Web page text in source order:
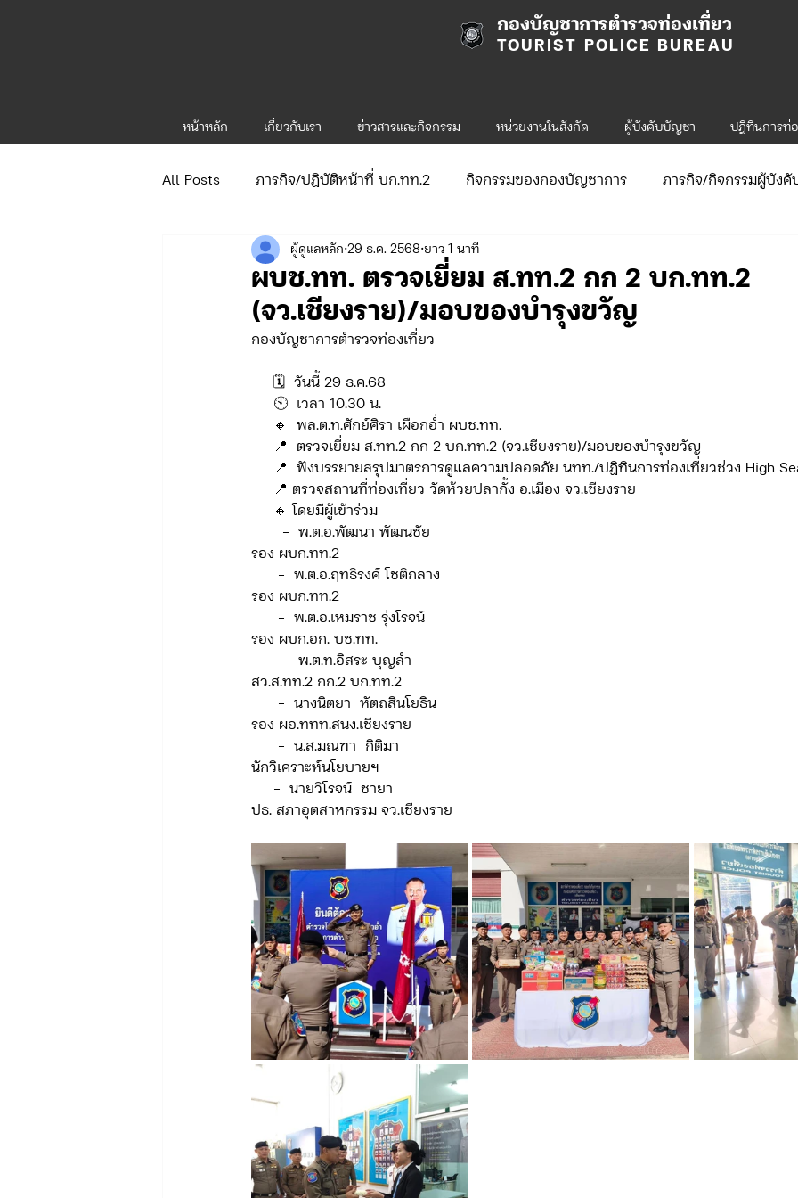
กองบัญชาการตำรวจท่องเที่ยว
TOURIST POLICE BUREAU
หน้าหลัก เกี่ยวกับเรา ข่าวสารและกิจกรรม หน่วยงานในสังกัด ผู้บังคับบัญชา ปฎิทินการท่อ
All Posts ภารกิจ/ปฏิบัติหน้าที่ บก.ทท.2 กิจกรรมของกองบัญชาการ ภารกิจ/กิจกรรมผู้บัง
ข่าวประกาศและคำสั่ง ข่าวรับสมัคร จัดซื้อจัดจ้าง/แผน/ตัวชี้วัด
จัดซื้อจัดจ้าง/แผน/ตัวชี้วัด ทท.1 ข่าวประกาศและคำสั่ง ทท.1 ข่าวรับสมัคร ทท.1
ภารกิจ/กิจกรรมผู้บังคับบัญชา ทท.2
ข่าวรับสมัคร ทท.2 จัดซื้อจัดจ้าง/แผน/ตัวชี้วัด ทท.2 ภารกิจ/กิจกรรมผู้บังคับบัญชา ทท.3
กิจกรรมของกองบังคับการท่องเที่ยว 3
จัดซื้อจัดจ้าง/แผน/ตัวชี้วัด ทท.3 กิจกรรมของ บก.อก.
ข่าวประกาศและคำสั่ง บก.อก.
ภารกิจ/การปฏิบัติหน้าที่ บก.ทท.1
ผบช.ทท. ตรวจเยี่ยม ส.ทท.2 กก 2 บก.ทท.2
(จว.เชียงราย)/มอบของบำรุงขวัญ
ผู้ดูแลหลัก 29 ธ.ค. 2568 ยาว 1 นาที
กองบัญชาการตำรวจท่องเที่ยว
     🗓️  วันนี้ 29 ธ.ค.68
     🕙  เวลา 10.30 น.
     🔸  พล.ต.ท.ศักย์ศิรา เผือกอ่ำ ผบช.ทท.
     📍  ตรวจเยี่ยม ส.ทท.2 กก 2 บก.ทท.2 (จว.เชียงราย)/มอบของบำรุงขวัญ
📍  ฟังบรรยายสรุปมาตรการดูแลความปลอดภัย นทท./ปฏิทินการท่องเที่ยวช่วง High
     📍 ตรวจสถานที่ท่องเที่ยว วัดห้วยปลากั้ง อ.เมือง จว.เชียงราย
     🔸 โดยมีผู้เข้าร่วม
       -  พ.ต.อ.พัฒนา พัฒนชัย
รอง ผบก.ทท.2
      -  พ.ต.อ.ฤทธิรงค์ โชติกลาง
รอง ผบก.ทท.2
      -  พ.ต.อ.เหมราช รุ่งโรจน์
รอง ผบก.อก. บช.ทท.
       -  พ.ต.ท.อิสระ บุญลำ
สว.ส.ทท.2 กก.2 บก.ทท.2
      -  นางนิตยา  หัตถสินโยธิน
รอง ผอ.ททท.สนง.เชียงราย
      -  น.ส.มณฑา  กิติมา
นักวิเคราะห์นโยบายฯ
     -  นายวิโรจน์  ชายา
ปธ. สภาอุตสาหกรรม จว.เชียงราย